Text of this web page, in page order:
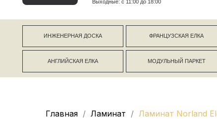
ИНЖЕНЕРНАЯ ДОСКА
АНГЛИЙСКАЯ ЕЛКА
ФРАНЦУЗСКАЯ ЕЛКА
МОДУЛЬНЫЙ ПАРКЕТ
Главная Ламинат Ламинат Norland